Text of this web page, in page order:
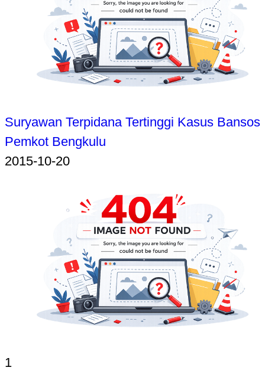
Suryawan Terpidana Tertinggi Kasus Bansos
Pemkot Bengkulu
2015-10-20
1